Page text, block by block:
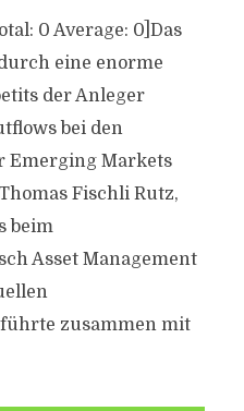
0 Average: 0]Das
eine enorme
der Anleger
bei den
Emerging Markets
Fischli Rutz,
beim
Asset Management
zusammen mit